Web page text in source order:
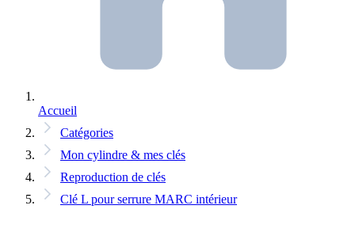
Accueil
Catégories
Mon cylindre & mes clés
Reproduction de clés
Clé L pour serrure MARC intérieur